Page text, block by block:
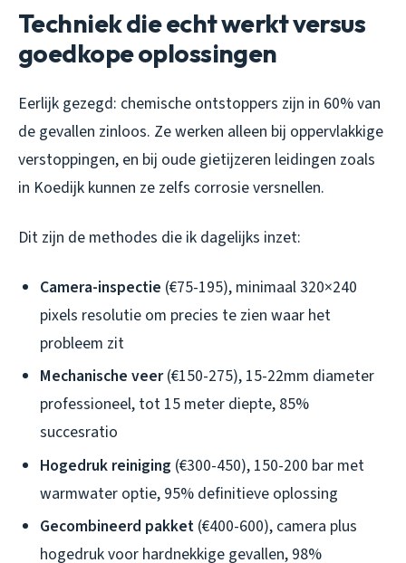
Techniek die echt werkt versus
goedkope oplossingen
Eerlijk gezegd: chemische ontstoppers zijn in 60% van
de gevallen zinloos. Ze werken alleen bij oppervlakkige
verstoppingen, en bij oude gietijzeren leidingen zoals
in Koedijk kunnen ze zelfs corrosie versnellen.
Dit zijn de methodes die ik dagelijks inzet:
Camera-inspectie (€75-195), minimaal 320×240
pixels resolutie om precies te zien waar het
probleem zit
Mechanische veer(€150-275), 15-22mm diameter
professioneel, tot 15 meter diepte, 85%
succesratio
Hogedruk reiniging (€300-450), 150-200 bar met
warmwater optie, 95% definitieve oplossing
Gecombineerd pakket (€400-600), camera plus
hogedruk voor hardnekkige gevallen, 98%